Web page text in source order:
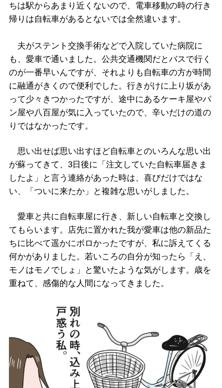
ちは駅からあまり近くないので、電車移動の時の行き
帰りは自転車があるとないでは全然違います。
夫がステント交換手術などで入院していた病院に
も、愛車で通いました。公共交通機関だとバスで行く
のが一番早いんですが、それよりも自転車の方が時間
に融通がきくので便利でした。行きがけに上り坂があ
って少々きつかったですが、途中にあるケーキ屋やパ
ン屋や八百屋が気に入っていたので、辛いだけの道の
りではなかったです。
思い出せば思い出すほど自転車とのいろんな思い出
が蘇ってきて、3日後に「注文していた自転車届きま
したよ」と言う連絡があった時は、喜びだけではな
い、「ついに来たか」と複雑な思いがしました。
愛車と共に自転車屋に行き、新しい自転車と交換し
てもらいます。店先に置かれた我が愛車は他の新品た
ちに比べて遥かにボロかったですが、私に訴えてくる
何かがありました。若いころの自分が知ったら「え、
モノはモノでしょ」と驚いたような気がします。歳を
重ねて、感傷的な人間になってきました。